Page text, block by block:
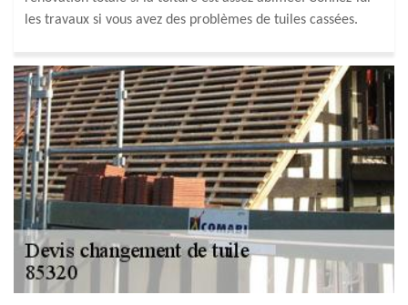
les travaux si vous avez des problèmes de tuiles cassées.